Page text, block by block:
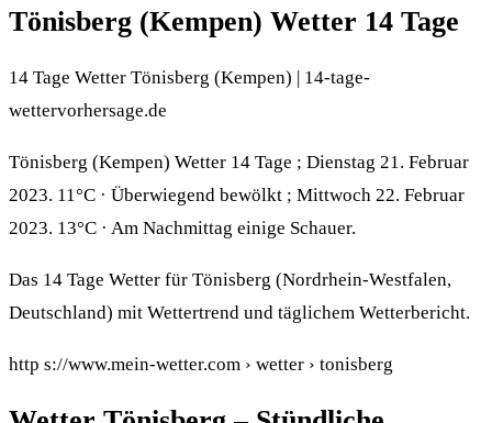
Tönisberg (Kempen) Wetter 14 Tage
14 Tage Wetter Tönisberg (Kempen) | 14-tage-
wettervorhersage.de
Tönisberg (Kempen) Wetter 14 Tage ; Dienstag 21. Februar
2023. 11°C · Überwiegend bewölkt ; Mittwoch 22. Februar
2023. 13°C · Am Nachmittag einige Schauer.
Das 14 Tage Wetter für Tönisberg (Nordrhein-Westfalen,
Deutschland) mit Wettertrend und täglichem Wetterbericht.
http s://www.mein-wetter.com › wetter › tonisberg